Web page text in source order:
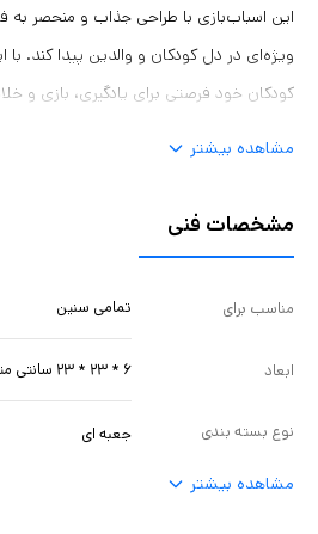
این اسباب‌بازی با طراحی جذاب و منحصر به
ویژه‌ای در دل کودکان و والدین پیدا کند. با
کودکان خود فرصتی برای یادگیری، بازی و
عنوان یک ابزار آموزشی و سرگرم‌کننده مورد
مشاهده بیشتر
مشخصات فنی
مناسب برای تمامی سنین
ابعاد ۶ * ۲۳ * ۲۳ سانتی متر
نوع بسته بندی جعبه ای
مشاهده بیشتر